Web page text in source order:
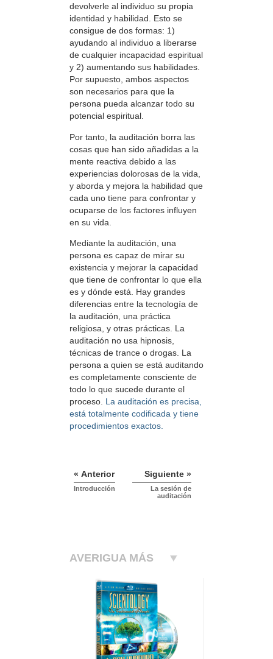
devolverle al individuo su propia
identidad y habilidad. Esto se
consigue de dos formas: 1)
ayudando al individuo a liberarse
de cualquier incapacidad espiritual
y 2) aumentando sus habilidades.
Por supuesto, ambos aspectos
son necesarios para que la
persona pueda alcanzar todo su
potencial espiritual.
Por tanto, la auditación borra las
cosas que han sido añadidas a la
mente reactiva debido a las
experiencias dolorosas de la vida,
y aborda y mejora la habilidad que
cada uno tiene para confrontar y
ocuparse de los factores influyen
en su vida.
Mediante la auditación, una
persona es capaz de mirar su
existencia y mejorar la capacidad
que tiene de confrontar lo que ella
es y dónde está. Hay grandes
diferencias entre la tecnología de
la auditación, una práctica
religiosa, y otras prácticas. La
auditación no usa hipnosis,
técnicas de trance o drogas. La
persona a quien se está auditando
es completamente consciente de
todo lo que sucede durante el
proceso. La auditación es precisa,
está totalmente codificada y tiene
procedimientos exactos.
« Anterior
Introducción
Siguiente »
La sesión de
auditación
AVERIGUA MÁS